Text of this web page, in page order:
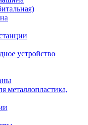
устройство
металлопластика,